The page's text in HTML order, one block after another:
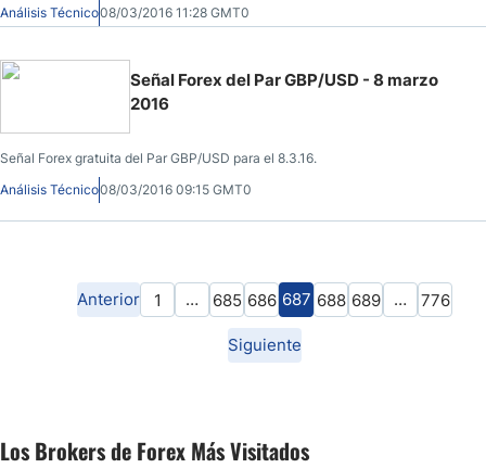
Análisis Técnico08/03/2016 11:28 GMT0
Señal Forex del Par GBP/USD - 8 marzo
2016
Señal Forex gratuita del Par GBP/USD para el 8.3.16.
Análisis Técnico08/03/2016 09:15 GMT0
Anterior 1 … 685 686 687 688 689 … 776
Siguiente
Los Brokers de Forex Más Visitados